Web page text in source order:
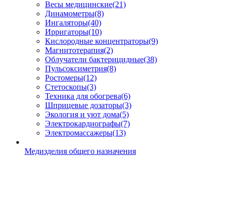
Весы медицинские(21)
Динамометры(8)
Ингаляторы(40)
Ирригаторы(10)
Кислородные концентраторы(9)
Магнитотерапия(2)
Облучатели бактерицидные(38)
Пульсоксиметрия(8)
Ростомеры(12)
Стетоскопы(3)
Техника для обогрева(6)
Шприцевые дозаторы(3)
Экология и уют дома(5)
Электрокардиографы(7)
Электромассажеры(13)
Медизделия общего назначения